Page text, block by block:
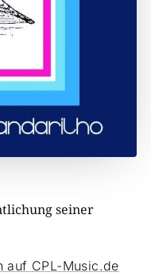
seiner
auf CPL-Music.de